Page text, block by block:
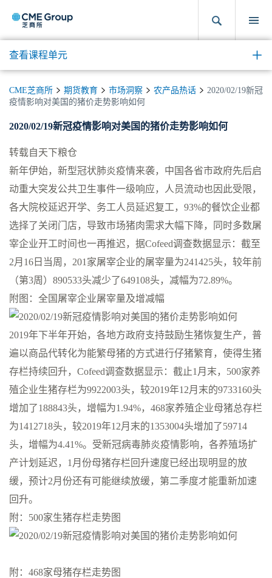
查看课程单元
CME芝商所 期货教育 市场洞察 农产品热话
2020/02/19新冠
疫情影响对美国的猪价走势影响如何
2020/02/19新冠疫情影响对美国的猪价走势影响如何
转载自天下粮仓
新年伊始，新型冠状肺炎疫情来袭，中国各省市政府先后启
动重大突发公共卫生事件一级响应，人员流动也因此受限，
各大院校延迟开学、务工人员延迟复工，93%的餐饮企业都
选择了关闭门店，导致市场猪肉需求大幅下降，同时多数屠
宰企业开工时间也一再推迟，据Cofeed调查数据显示：截至
2月16日当周，201家屠宰企业的屠宰量为241425头，较年前
（第3周）890533头减少了649108头，减幅为72.89%。
附图：全国屠宰企业屠宰量及增减幅
2019年下半年开始，各地方政府支持鼓励生猪恢复生产，普
遍以商品代转化为能繁母猪的方式进行仔猪繁育，使得生猪
存栏持续回升，Cofeed调查数据显示：截止1月末，500家养
殖企业生猪存栏为9922003头，较2019年12月末的9733160头
增加了188843头，增幅为1.94%，468家养殖企业母猪总存栏
为1412718头，较2019年12月末的1353004头增加了59714
头，增幅为4.41%。受新冠病毒肺炎疫情影响，各养殖场扩
产计划延迟，1月份母猪存栏回升速度已经出现明显的放
缓，预计2月份还有可能继续放缓，第二季度才能重新加速
回升。
附：500家生猪存栏走势图
附：468家母猪存栏走势图